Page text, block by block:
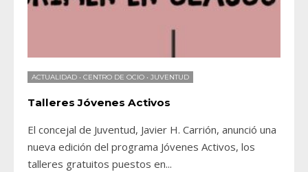
ACTUALIDAD • CENTRO DE OCIO • JUVENTUD
Talleres Jóvenes Activos
El concejal de Juventud, Javier H. Carrión, anunció una
nueva edición del programa Jóvenes Activos, los
talleres gratuitos puestos en...